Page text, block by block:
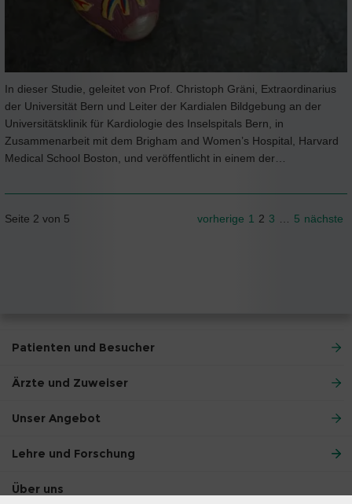
In dieser Studie, geleitet von Prof. Christoph Gräni, Extraordinarius
der Universität Bern und Leiter der Kardialen Bildgebung an der
Universitätsklinik für Kardiologie des Inselspitals Bern, in
Zusammenarbeit mit dem Brigham and Women’s Hospital, Harvard
Medical School Boston, und veröffentlicht in einem der…
Seite 2 von 5 vorherige 1 2 3 5 nächste
Patienten und Besucher
Ärzte und Zuweiser
Unser Angebot
Lehre und Forschung
Über uns